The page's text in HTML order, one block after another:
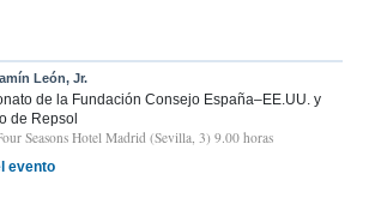
León, Jr.
de la Fundación Consejo España–EE.UU. y
de Repsol
Seasons Hotel Madrid (Sevilla, 3) 9.00 horas
evento